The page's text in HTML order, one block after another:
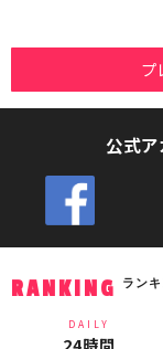
プ
公式
RANKING ラン
DAILY